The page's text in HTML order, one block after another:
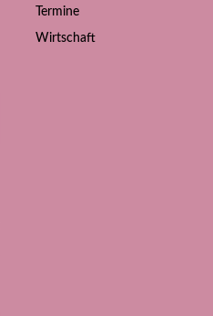
Termine
Wirtschaft